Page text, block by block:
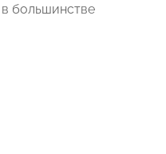
большинстве